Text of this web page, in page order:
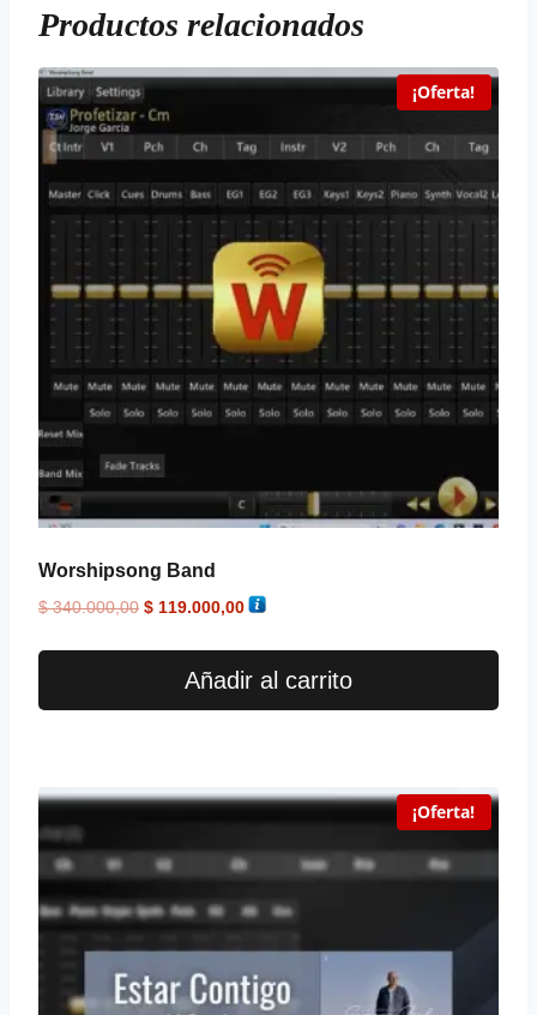
Productos relacionados
¡Oferta!
Worshipsong Band
$340.000,00 $ 119.000,00
Añadir al carrito
¡Oferta!